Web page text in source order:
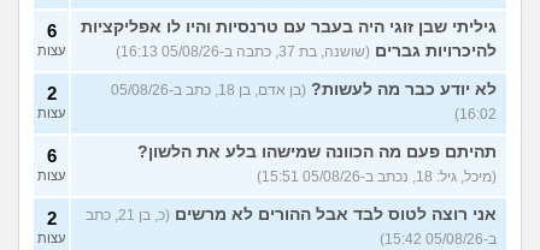
הבת שלי מדוכדכת שאני ואביה
מבוגרים... איך מתמודדים? (.,
בת 45)
עצות
יש לי אפוטרופוס ואני לא מבין
למה
(זורו, בן 40)
5
עצות
לא יודע מה לעשות יותר עם
המשפחה שלי (יורם, בן 23) עצות
בן 10 לא רוצה שאנחנו ההורים
נהיה נוכחים במסיבת סיום של
הכיתה
(גורי, בן 42)
9
עצות
גיליתי שבן זוגי היה בעבר עם טרנסיות והיו לו אפליקציות
להיכרויות גברים (שושנה, בת 37, כתבה ב-05/08/26 16:13)
6
עצות
לא יודע כבר מה לעשות?
(בן אדם, בן 18, כתב ב-05/08/26
16:02)
2
עצות
תהיתם פעם מה הכוונה שמישהו בלע את הלשון?
(מיכל, גיל: 18, נכתב ב-05/08/26 15:51)
6
עצות
אני רוצה לטוס לבד אבל ההורים לא מרשים
(כ, בן 21, כתב
ב-05/08/26 15:42)
2
עצות